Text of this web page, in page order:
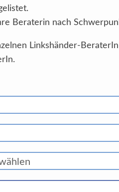
Beraterin nach
Linkshänder-